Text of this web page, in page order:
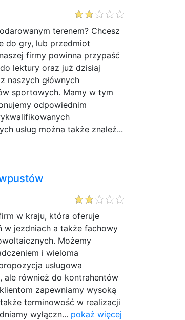
terenem? Chcesz
do gry, lub przedmiot
firmy powinna przypaść
lektury oraz już dzisiaj
naszych głównych
sportowych. Mamy w tym
odpowiednim
usług można także znaleź...
w kraju, która oferuje
w jezdniach a także fachowy
Możemy
i wieloma
usługowa
ale również do kontrahentów
zapewniamy wysoką
terminowość w realizacji
wyłączn... pokaż więcej